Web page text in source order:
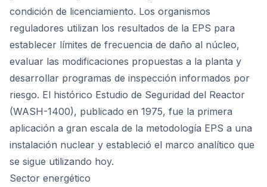
condición de licenciamiento. Los organismos
reguladores utilizan los resultados de la EPS para
establecer límites de frecuencia de daño al núcleo,
evaluar las modificaciones propuestas a la planta y
desarrollar programas de inspección informados por
riesgo. El histórico Estudio de Seguridad del Reactor
(WASH-1400), publicado en 1975, fue la primera
aplicación a gran escala de la metodología EPS a una
instalación nuclear y estableció el marco analítico que
se sigue utilizando hoy.
Sector energético